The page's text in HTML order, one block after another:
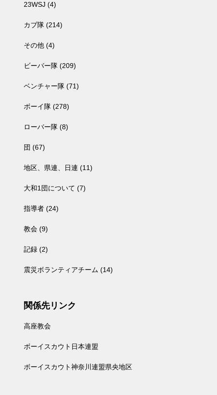
23WSJ (4)
カブ隊 (214)
その他 (4)
ビーバー隊 (209)
ベンチャー隊 (71)
ボーイ隊 (278)
ローバー隊 (8)
団 (67)
地区、県連、日連 (11)
大和1団について (7)
指導者 (24)
教会 (9)
記録 (2)
震災ボランティアチーム (14)
関係先リンク
高座教会
ボーイスカウト日本連盟
ボーイスカウト神奈川連盟県央地区